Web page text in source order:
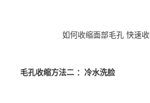
如何收缩面部毛孔 快速
毛孔收缩方法二 ：冷水洗脸